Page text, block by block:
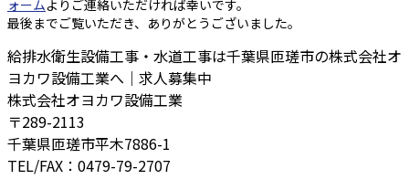
ォームよりご連絡いただければ幸いです。
最後までご覧いただき、ありがとうございました。
給排水衛生設備工事・水道工事は千葉県匝瑳市の株式会社オ
ヨカワ設備工業へ｜求人募集中
株式会社オヨカワ設備工業
〒289-2113
千葉県匝瑳市平木7886-1
TEL/FAX：0479-79-2707